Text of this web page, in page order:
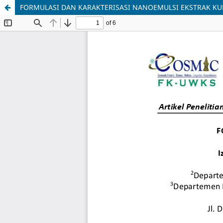
FORMULASI DAN KARAKTERISASI NANOEMULSI EKSTRAK